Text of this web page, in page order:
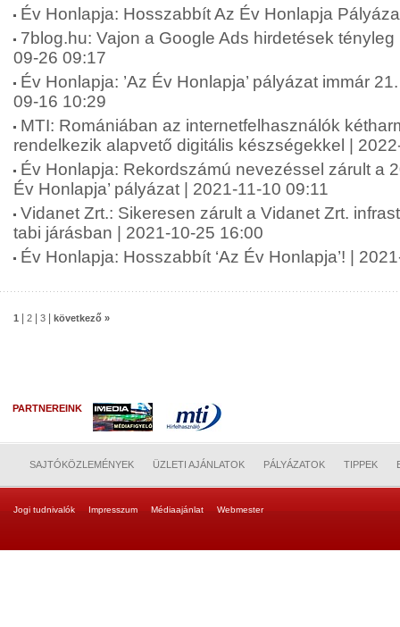
Év Honlapja: Hosszabbít Az Év Honlapja
7blog.hu: Vajon a Google Ads hirdetések
09-26 09:17
Év Honlapja: ’Az Év Honlapja’ pályázat immár
09-16 10:29
MTI: Romániában az internetfelhasználók
rendelkezik alapvető digitális készségekkel |
Év Honlapja: Rekordszámú nevezéssel zárult a
Év Honlapja’ pályázat | 2021-11-10 09:11
Vidanet Zrt.: Sikeresen zárult a Vidanet Zrt.
tabi járásban | 2021-10-25 16:00
Év Honlapja: Hosszabbít ‘Az Év Honlapja’! |
1 2 3 következő »
PARTNEREINK
SAJTÓKÖZLEMÉNYEK ÜZLETI AJÁNLATOK PÁLYÁZATOK TIPPEK
Jogi tudnivalók Impresszum Médiaajánlat Webmester